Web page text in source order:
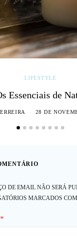
LIFESTYLE
Essenciais de
28 DE
DE EMAIL NÃO SERÁ
MARCADOS COM